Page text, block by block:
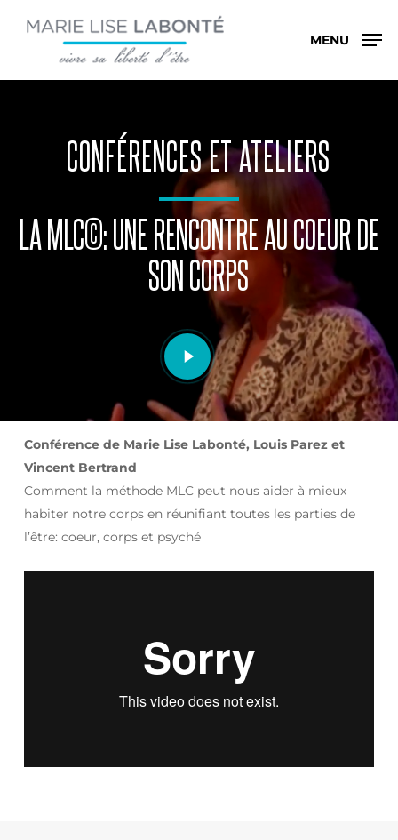
content
MENU
CONFÉRENCES ET ATELIERS
LA MLC©: UNE RENCONTRE AU COEUR DE
SON CORPS
Play
Video
Conférence de Marie Lise Labonté, Louis Parez et
Vincent Bertrand
Comment la méthode MLC peut nous aider à mieux
habiter notre corps en réunifiant toutes les parties de
l’être: coeur, corps et psyché